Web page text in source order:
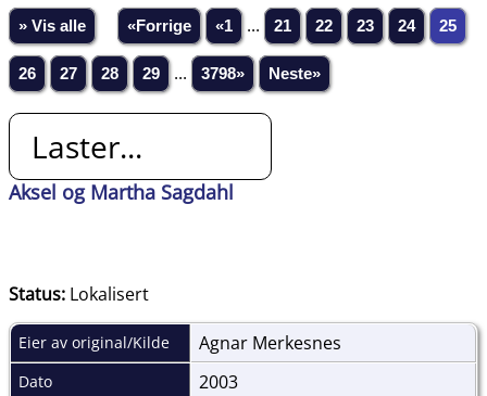
» Vis alle «Forrige «1 ... 21 22 23 24 25
26 27 28 29 ... 3798» Neste»
Laster...
Aksel og Martha Sagdahl
Status: Lokalisert
Eier av original/Kilde Agnar Merkesnes
Dato 2003